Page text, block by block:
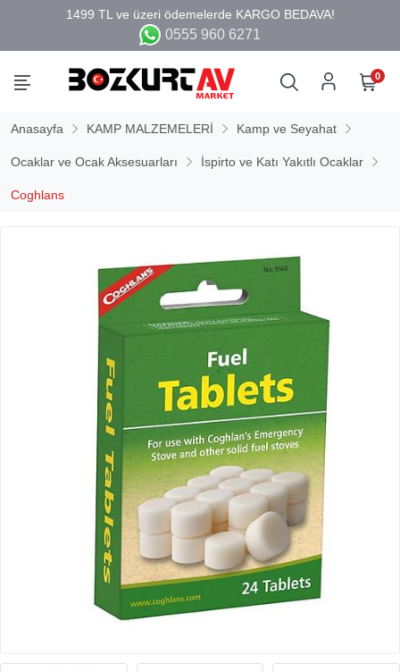
0555 960 6271
0
Anasayfa KAMP MALZEMELERİ Kamp ve Seyahat
Ocaklar ve Ocak Aksesuarları İspirto ve Katı Yakıtlı Ocaklar
Coghlans